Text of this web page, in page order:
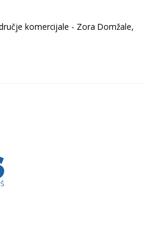
komercijale - Zora Domžale,